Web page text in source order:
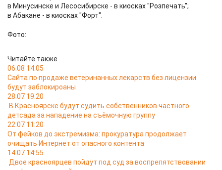
в Минусинске и Лесосибирске - в киосках "Розпечать";
в Абакане - в киосках "Форт".
Фото:
Читайте также
06.08 14:05
Сайта по продаже ветеринанных лекарств без лицензии
будут заблокироаны
28.07 19:20
В Красноярске будут судить собственников частного
детсада за нападение на съёмочную группу
22.07 11:20
От фейков до экстремизма: прокуратура продолжает
очищать Интернет от опасного контента
14.07 14:55
Двое красноярцев пойдут под суд за воспрепятствовании